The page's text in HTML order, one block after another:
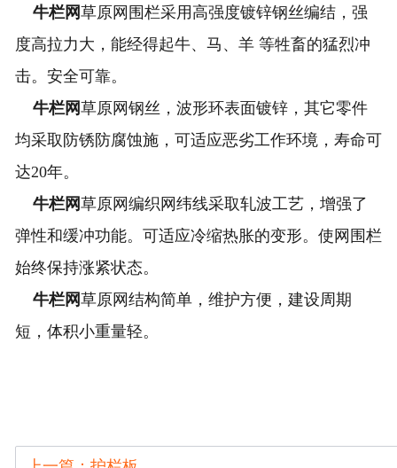
牛栏网草原网围栏采用高强度镀锌钢丝编结，强
度高拉力大，能经得起牛、马、羊 等牲畜的猛烈冲
击。安全可靠。
牛栏网草原网钢丝，波形环表面镀锌，其它零件
均采取防锈防腐蚀施，可适应恶劣工作环境，寿命可
达20年。
牛栏网草原网编织网纬线采取轧波工艺，增强了
弹性和缓冲功能。可适应冷缩热胀的变形。使网围栏
始终保持涨紧状态。
牛栏网草原网结构简单，维护方便，建设周期
短，体积小重量轻。